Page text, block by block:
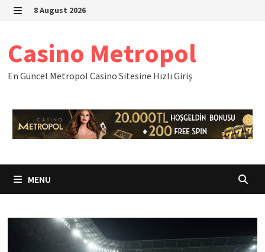
Skip
8 August 2026
Casino Metropol
En Güncel Metropol Casino Sitesine Hızlı Giriş
MENU